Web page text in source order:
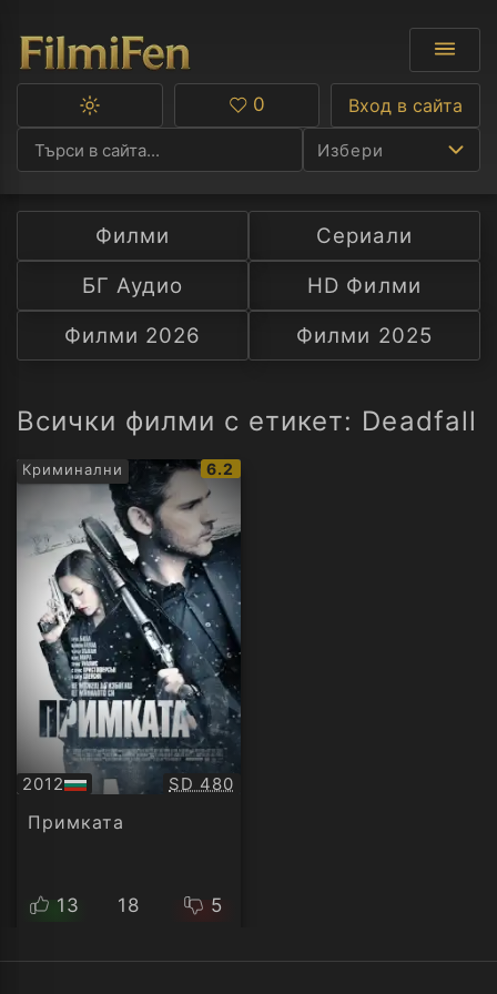
Избери
Ф
С
А
Превключване
тъмна
тема
Любими
0 Вход в сайта
Филми
Сериали
БГ Аудио
HD Филми
Филми 2026
Филми 2025
Всички филми с етикет: Deadfall
Криминални
IMDb
рейтинг:
6.2
2012
БГ
аудио
Качество:
SD 480
Примката
13 18 5